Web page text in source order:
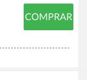
COMPRAR